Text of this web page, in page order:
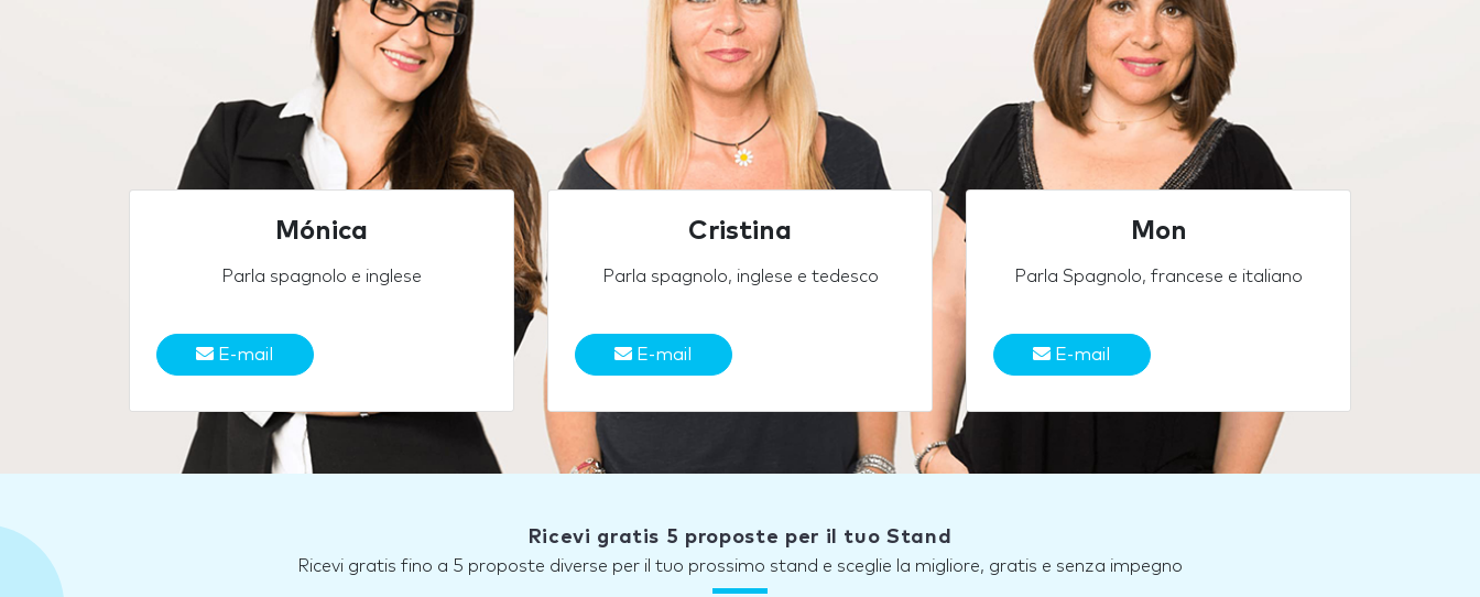
Mónica
Parla spagnolo e inglese
E-mail
Cristina
Parla spagnolo, inglese e tedesco
E-mail
Mon
Parla Spagnolo, francese e italiano
E-mail
Ricevi gratis 5 proposte per il tuo Stand
Ricevi gratis fino a 5 proposte diverse per il tuo prossimo stand e sceglie la migliore, gratis e senza impegno